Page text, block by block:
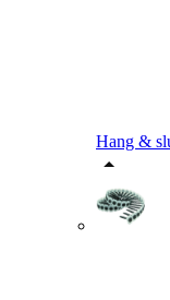
Hang &